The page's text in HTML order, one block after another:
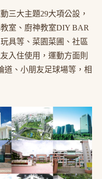
三大主題29大項公設，
室、廚神教室DIY BAR
具等、菜園菜圃、社區
入住使用，運動方面則
道、小朋友足球場等，相